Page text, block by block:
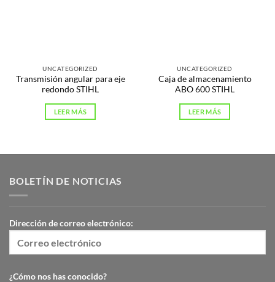
UNCATEGORIZED
Transmisión angular para eje
redondo STIHL
LEER MÁS
UNCATEGORIZED
Caja de almacenamiento
ABO 600 STIHL
LEER MÁS
BOLETÍN DE NOTICIAS
Dirección de correo electrónico:
¿Cómo nos has conocido?